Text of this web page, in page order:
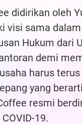
didirikan oleh
visi sama
Hukum dari
demi
harus
yang
resmi
19.